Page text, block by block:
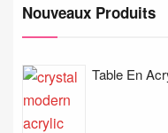
Nouveaux Produits
Table En